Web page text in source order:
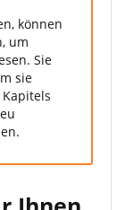
können
um
Sie
sie